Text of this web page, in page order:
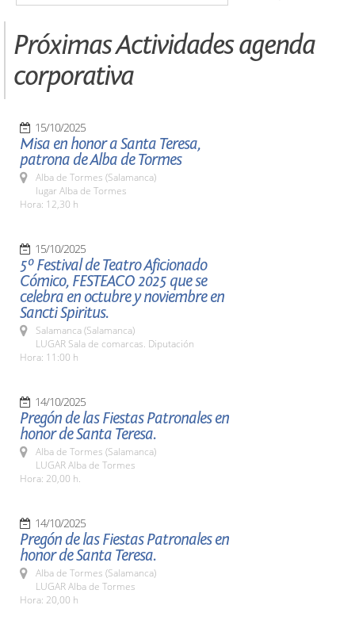
Próximas Actividades agenda
corporativa
15/10/2025
Misa en honor a Santa Teresa,
patrona de Alba de Tormes
Alba de Tormes (Salamanca)
lugar Alba de Tormes
Hora: 12,30 h
15/10/2025
5º Festival de Teatro Aficionado
Cómico, FESTEACO 2025 que se
celebra en octubre y noviembre en
Sancti Spiritus.
Salamanca (Salamanca)
LUGAR Sala de comarcas. Diputación
Hora: 11:00 h
14/10/2025
Pregón de las Fiestas Patronales en
honor de Santa Teresa.
Alba de Tormes (Salamanca)
LUGAR Alba de Tormes
Hora: 20,00 h.
14/10/2025
Pregón de las Fiestas Patronales en
honor de Santa Teresa.
Alba de Tormes (Salamanca)
LUGAR Alba de Tormes
Hora: 20,00 h